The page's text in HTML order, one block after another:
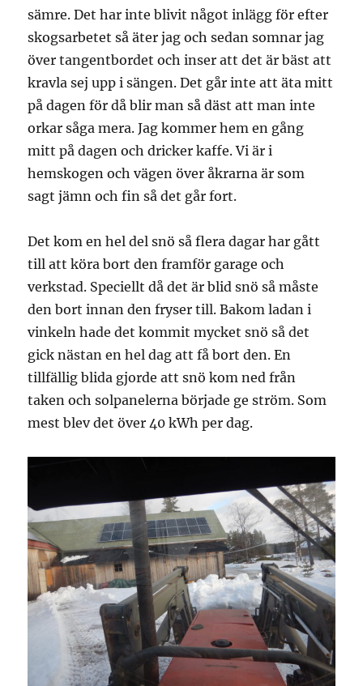
sämre. Det har inte blivit något inlägg för efter
skogsarbetet så äter jag och sedan somnar jag
över tangentbordet och inser att det är bäst att
kravla sej upp i sängen. Det går inte att äta mitt
på dagen för då blir man så däst att man inte
orkar såga mera. Jag kommer hem en gång
mitt på dagen och dricker kaffe. Vi är i
hemskogen och vägen över åkrarna är som
sagt jämn och fin så det går fort.
Det kom en hel del snö så flera dagar har gått
till att köra bort den framför garage och
verkstad. Speciellt då det är blid snö så måste
den bort innan den fryser till. Bakom ladan i
vinkeln hade det kommit mycket snö så det
gick nästan en hel dag att få bort den. En
tillfällig blida gjorde att snö kom ned från
taken och solpanelerna började ge ström. Som
mest blev det över 40 kWh per dag.